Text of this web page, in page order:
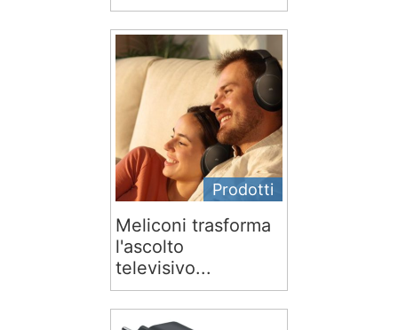
Prodotti
Meliconi trasforma
l'ascolto
televisivo...